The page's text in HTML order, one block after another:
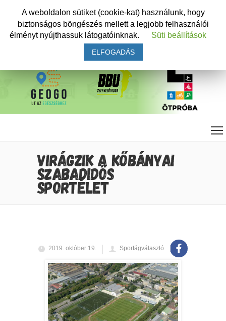
VIRÁGZIK A KŐBÁNYAI
SZABADIDŐS
SPORTÉLET
2019. október 19. Sportágválasztó
A weboldalon sütiket (cookie-kat) használunk, hogy
biztonságos böngészés mellett a legjobb felhasználói
élményt nyújthassuk látogatóinknak.
Süti beállítások
ELFOGADÁS